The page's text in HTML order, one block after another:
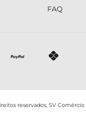
FAQ
reservados, SV